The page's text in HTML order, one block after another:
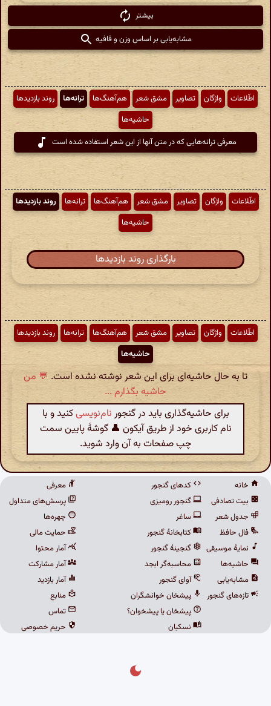
بیشتر
مشابه‌یابی بر اساس وزن و قافیه
اطّلاعات واژگان تصاویر مشق شعر هم‌آهنگ‌ها ترانه‌ها
روند بازدیدها
حاشیه‌ها
معرفی ترانه‌هایی که در متن آنها از این شعر استفاده شده است
اطّلاعات واژگان تصاویر مشق شعر هم‌آهنگ‌ها ترانه‌ها
روند بازدیدها
حاشیه‌ها
بارگذاری روند بازدیدها
اطّلاعات واژگان تصاویر مشق شعر هم‌آهنگ‌ها ترانه‌ها
روند بازدیدها
حاشیه‌ها
تا به حال حاشیه‌ای برای این شعر نوشته نشده است. 💬 من
حاشیه بگذارم ...
برای حاشیه‌گذاری باید در گنجور نام‌نویسیکنید و با
نام کاربری خود از طریق آیکون 👤 گوشهٔ پایین سمت
چپ صفحات به آن وارد شوید.
خانه
بیت تصادفی
جدول شعر
فال حافظ
نمایهٔ موسیقی
حاشیه‌ها
مشابه‌یابی
تازه‌های گنجور
کدهای گنجور
گنجور رومیزی
ساغر
کتابخانهٔ گنجور
گنجینهٔ گنجور
محاسبه‌گر ابجد
آوای گنجور
پیشخان خوانشگران
پیشخان یا پیشخوان؟
نسکبان
معرفی
پرسش‌های متداول
چهره‌ها
حمایت مالی
آمار محتوا
آمار مشارکت
آمار بازدید
منابع
تماس
حریم خصوصی